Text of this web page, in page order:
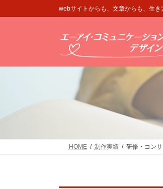
ン
へ
プ
ビ
ョ
動
webサイトからも、文章からも、生
HOME 制作実績 研修・コン